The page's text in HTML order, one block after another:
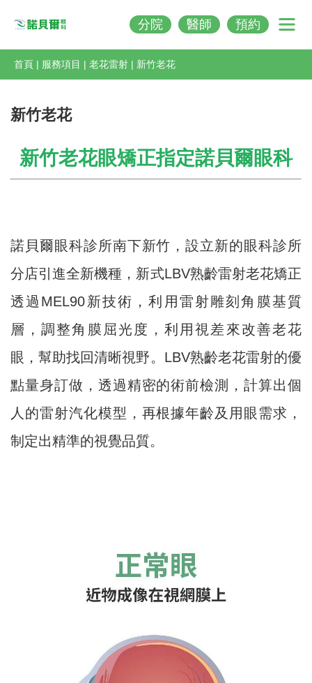
分院 醫師 預約
首頁 | 服務項目 | 老花雷射 | 新竹老花
新竹老花
新竹老花眼矯正指定諾貝爾眼科
諾貝爾眼科診所南下新竹，設立新的眼科診所
分店引進全新機種，新式LBV熟齡雷射老花矯正
透過MEL90新技術，利用雷射雕刻角膜基質
層，調整角膜屈光度，利用視差來改善老花
眼，幫助找回清晰視野。LBV熟齡老花雷射的優
點量身訂做，透過精密的術前檢測，計算出個
人的雷射汽化模型，再根據年齡及用眼需求，
制定出精準的視覺品質。